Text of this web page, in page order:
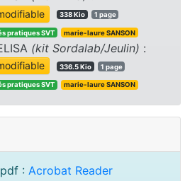
338 Kio 1 page
pratiques SVT marie-laure SANSON
(kit Sordalab/Jeulin) :
336.5 Kio 1 page
pratiques SVT marie-laure SANSON
: Acrobat Reader